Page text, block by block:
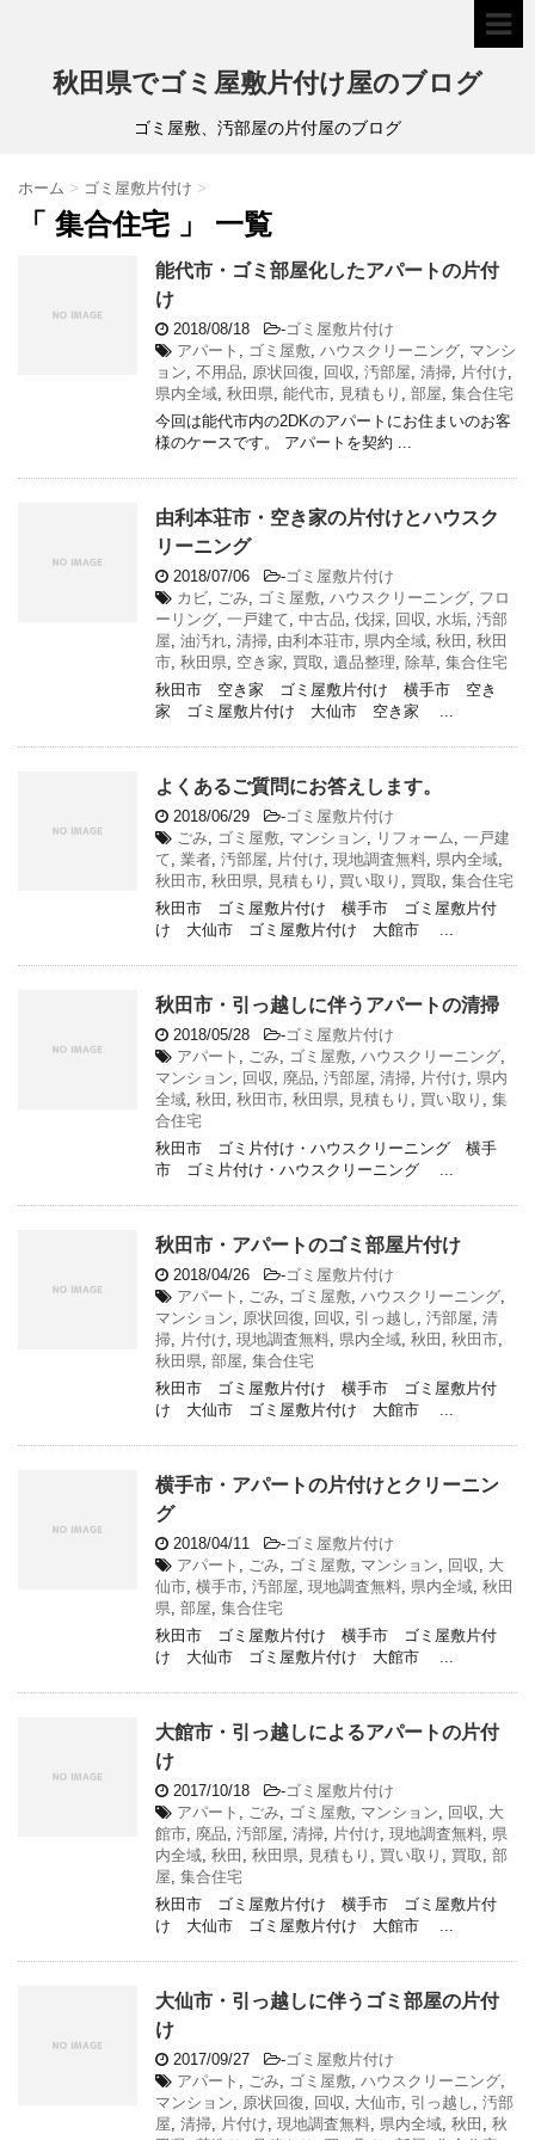
秋田県でゴミ屋敷片付け屋のブログ
ゴミ屋敷、汚部屋の片付屋のブログ
ホーム > ゴミ屋敷片付け >
「 集合住宅 」 一覧
能代市・ゴミ部屋化したアパートの片付
け
2018/08/18 -ゴミ屋敷片付け
アパート , ゴミ屋敷, ハウスクリーニング, マンシ
ョン, 不用品, 原状回復, 回収, 汚部屋, 清掃, 片付け,
県内全域, 秋田県, 能代市, 見積もり , 部屋, 集合住宅
今回は能代市内の2DKのアパートにお住まいのお客
様のケースです。 アパートを契約 ...
由利本荘市・空き家の片付けとハウスク
リーニング
2018/07/06 -ゴミ屋敷片付け
カビ, ごみ, ゴミ屋敷, ハウスクリーニング, フロ
ーリング, 一戸建て, 中古品, 伐採, 回収, 水垢, 汚部
屋, 油汚れ, 清掃, 由利本荘市, 県内全域, 秋田 , 秋田
市, 秋田県, 空き家, 買取 , 遺品整理, 除草, 集合住宅
秋田市 空き家 ゴミ屋敷片付け 横手市 空き
家 ゴミ屋敷片付け 大仙市 空き家 ...
よくあるご質問にお答えします。
2018/06/29 -ゴミ屋敷片付け
ごみ, ゴミ屋敷, マンション, リフォーム, 一戸建
て, 業者, 汚部屋, 片付け, 現地調査無料, 県内全域,
秋田市, 秋田県, 見積もり , 買い取り , 買取 , 集合住宅
秋田市 ゴミ屋敷片付け 横手市 ゴミ屋敷片付
け 大仙市 ゴミ屋敷片付け 大館市 ...
秋田市・引っ越しに伴うアパートの清掃
2018/05/28 -ゴミ屋敷片付け
アパート , ごみ, ゴミ屋敷, ハウスクリーニング,
マンション, 回収, 廃品, 汚部屋, 清掃, 片付け, 県内
全域, 秋田 , 秋田市, 秋田県, 見積もり , 買い取り , 集
合住宅
秋田市 ゴミ片付け・ハウスクリーニング 横手
市 ゴミ片付け・ハウスクリーニング ...
秋田市・アパートのゴミ部屋片付け
2018/04/26 -ゴミ屋敷片付け
アパート , ごみ, ゴミ屋敷, ハウスクリーニング,
マンション, 原状回復, 回収, 引っ越し , 汚部屋, 清
掃, 片付け, 現地調査無料, 県内全域, 秋田 , 秋田市,
秋田県, 部屋, 集合住宅
秋田市 ゴミ屋敷片付け 横手市 ゴミ屋敷片付
け 大仙市 ゴミ屋敷片付け 大館市 ...
横手市・アパートの片付けとクリーニン
グ
2018/04/11 -ゴミ屋敷片付け
アパート , ごみ, ゴミ屋敷, マンション, 回収, 大
仙市, 横手市, 汚部屋, 現地調査無料, 県内全域, 秋田
県, 部屋, 集合住宅
秋田市 ゴミ屋敷片付け 横手市 ゴミ屋敷片付
け 大仙市 ゴミ屋敷片付け 大館市 ...
大館市・引っ越しによるアパートの片付
け
2017/10/18 -ゴミ屋敷片付け
アパート , ごみ, ゴミ屋敷, マンション, 回収, 大
館市, 廃品, 汚部屋, 清掃, 片付け, 現地調査無料, 県
内全域, 秋田 , 秋田県, 見積もり , 買い取り , 買取 , 部
屋, 集合住宅
秋田市 ゴミ屋敷片付け 横手市 ゴミ屋敷片付
け 大仙市 ゴミ屋敷片付け 大館市 ...
大仙市・引っ越しに伴うゴミ部屋の片付
け
2017/09/27 -ゴミ屋敷片付け
アパート , ごみ, ゴミ屋敷, ハウスクリーニング,
マンション, 原状回復, 回収, 大仙市, 引っ越し , 汚部
屋, 清掃, 片付け, 現地調査無料, 県内全域, 秋田 , 秋